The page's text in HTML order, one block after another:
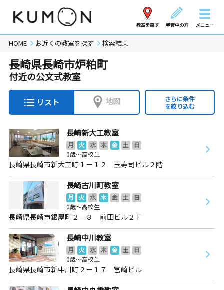
教室を探す 学習中の方 メニュー
HOME お近くの教室を探す 検索結果
長崎県長崎市炉粕町
付近の公文式教室
リスト 地図
さらに条件
を絞り込む
長崎新大工教室
月 火 水 木 金 土
日
0歳～高校生
長崎県長崎市新大工町１－１２ 玉寿司ビル２階
長崎古川町教室
月 火 水 木 金 土
日
0歳～高校生
長崎県長崎市銀屋町２－８ 前田ビル２Ｆ
長崎中川教室
月 火 水 木 金 土
日
0歳～高校生
長崎県長崎市新中川町２－１７ 宮崎ビル